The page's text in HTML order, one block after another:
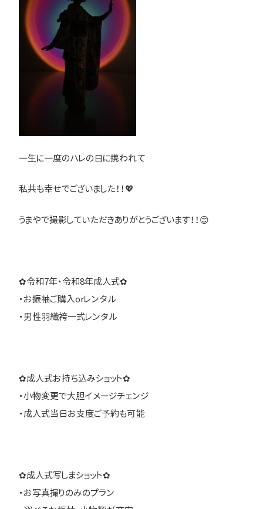
一生に一度のハレの日に携われて
私共も幸せでございました！！💖
うまやで撮影していただきありがとうございます！！😊
✿令和7年・令和8年成人式✿
・お振袖ご購入orレンタル
・男性羽織袴一式レンタル
✿成人式お持ち込みショット✿
・小物変更で大胆イメージチェンジ
・成人式当日お支度ご予約も可能
✿成人式写しまショット✿
・お写真撮りのみのプラン